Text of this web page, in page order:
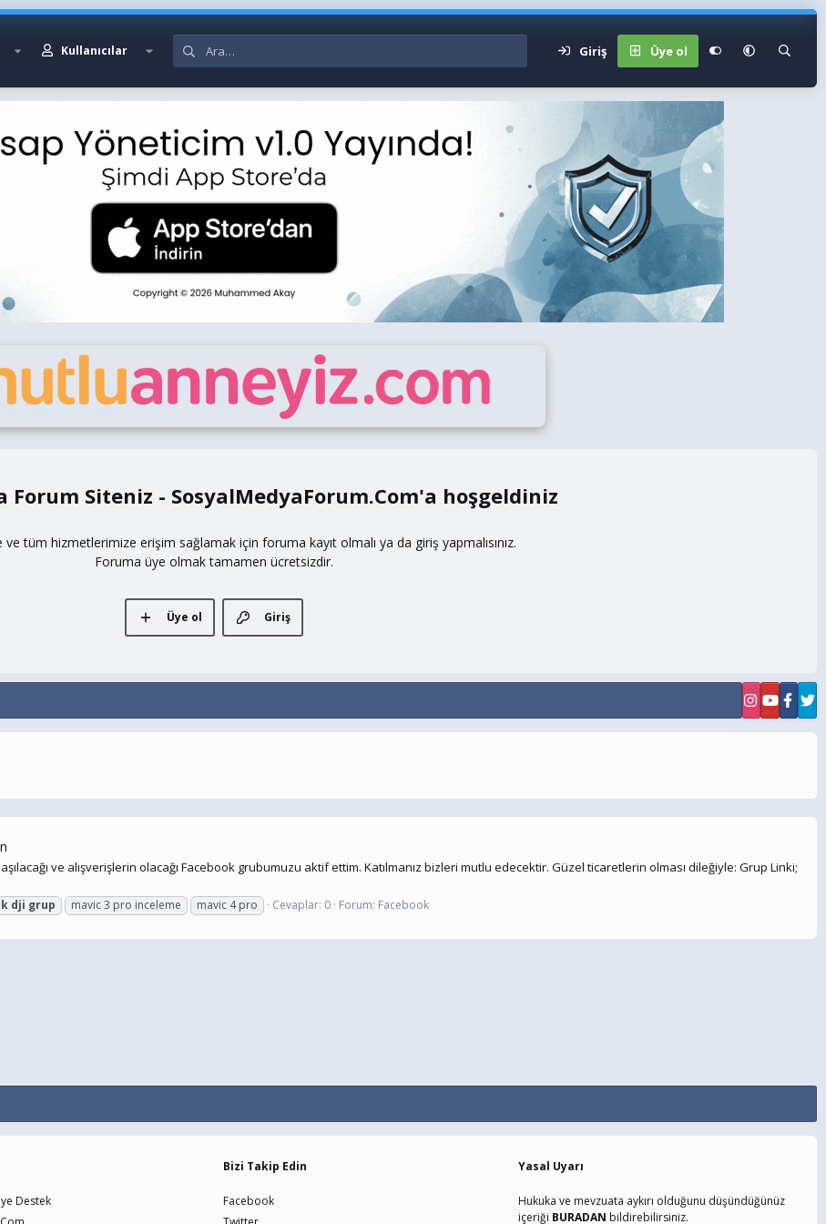
Kullanıcılar Giriş Üye ol
Forum Siteniz - SosyalMedyaForum.Com
tüm hizmetlerimize erişim sağlamak için foruma kayıt olmalı ya da giriş yapmalısınız.
Foruma üye olmak tamamen ücretsizdir.
Giriş
Üye ol
ve alışverişlerin olacağı Facebook grubumuzu aktif ettim. Katılmanız bizleri mutlu edecektir. Güzel ticaretlerin olması dileğiyle: Grup Linki;
dji grup mavic 3 pro inceleme mavic 4 pro Cevaplar: 0 Forum: Facebook
Destek
Bizi Takip Edin
Facebook
Yasal Uyarı
Hukuka ve mevzuata aykırı olduğunu düşündüğünüz
içeriği BURADAN bildirebilirsiniz.